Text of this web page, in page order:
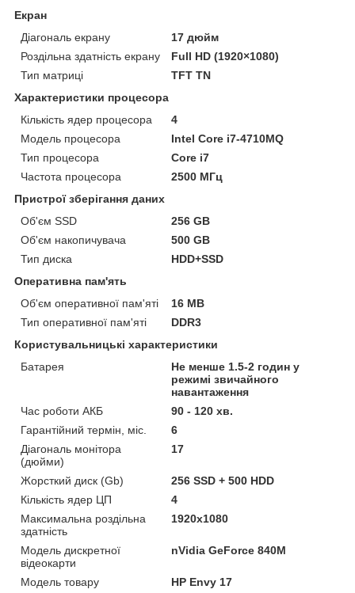
Екран
Діагональ екрану
17 дюйм
Роздільна здатність екрану
Full HD (1920×1080)
Тип матриці
TFT TN
Характеристики процесора
Кількість ядер процесора
4
Модель процесора
Intel Core i7-4710MQ
Тип процесора
Core i7
Частота процесора
2500 МГц
Пристрої зберігання даних
Об'єм SSD
256 GB
Об'єм накопичувача
500 GB
Тип диска
HDD+SSD
Оперативна пам'ять
Об'єм оперативної пам'яті
16 MB
Тип оперативної пам'яті
DDR3
Користувальницькі характеристики
Батарея
Не менше 1.5-2 годин у
режимі звичайного
навантаження
Час роботи АКБ
90 - 120 хв.
Гарантійний термін, міс.
6
Діагональ монітора
(дюйми)
17
Жорсткий диск (Gb)
256 SSD + 500 HDD
Кількість ядер ЦП
4
Максимальна роздільна
здатність
1920x1080
Модель дискретної
відеокарти
nVidia GeForce 840M
Модель товару
HP Envy 17